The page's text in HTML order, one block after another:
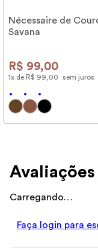
Nécessaire de
Savana
R$ 99,00
1x de R$ 99 00 sem juros
Avaliações
Carregando…
Faça login para